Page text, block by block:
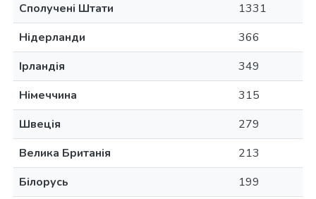
Сполучені Штати
1331
Нідерланди
366
Ірландія
349
Німеччина
315
Швеція
279
Велика Британія
213
Білорусь
199